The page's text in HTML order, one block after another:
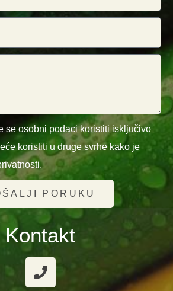
se osobni podaci koristiti isključivo
koristiti u druge svrhe kako je
PORUKU
Kontakt